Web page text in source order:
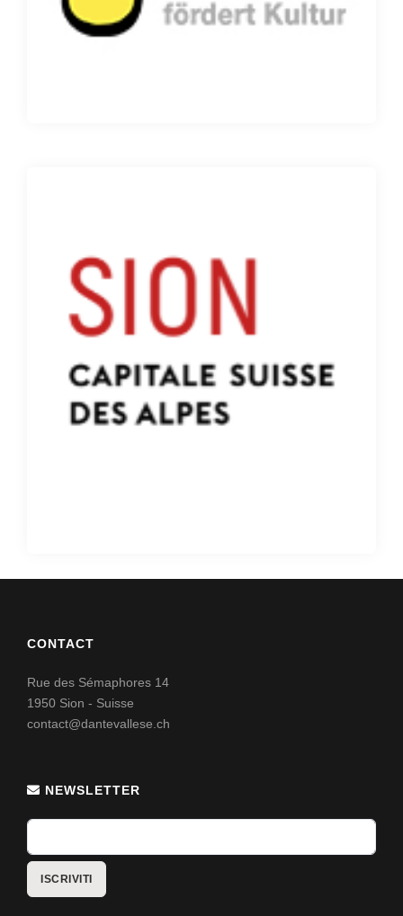
CONTACT
Rue des Sémaphores 14
1950 Sion - Suisse
contact@dantevallese.ch
NEWSLETTER